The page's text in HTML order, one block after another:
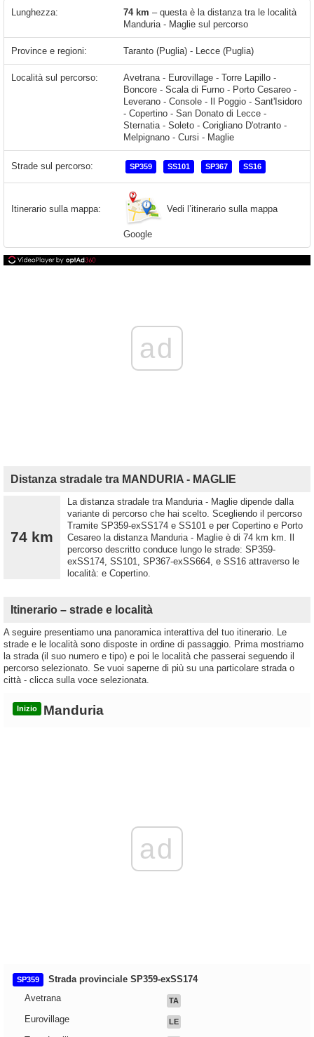
Lunghezza: 74 km – questa è la distanza tra le località
Manduria - Maglie sul percorso
Province e regioni: Taranto (Puglia) - Lecce (Puglia)
Località sul percorso:
Avetrana - Eurovillage - Torre Lapillo -
Boncore - Scala di Furno - Porto Cesareo -
Leverano - Console - Il Poggio - Sant'Isidoro
- Copertino - San Donato di Lecce -
Sternatia - Soleto - Corigliano D'otranto -
Melpignano - Cursi - Maglie
Strade sul percorso: SP359 SS101 SP367 SS16
Itinerario sulla mappa: Vedi l’itinerario sulla mappa
Google
ad
Distanza stradale tra MANDURIA - MAGLIE
74 km
La distanza stradale tra Manduria - Maglie dipende dalla
variante di percorso che hai scelto. Scegliendo il percorso
Tramite SP359-exSS174 e SS101 e per Copertino e Porto
Cesareo la distanza Manduria - Maglie è di 74 km km. Il
percorso descritto conduce lungo le strade: SP359-
exSS174, SS101, SP367-exSS664, e SS16 attraverso le
località: e Copertino.
Itinerario – strade e località
A seguire presentiamo una panoramica interattiva del tuo itinerario. Le
strade e le località sono disposte in ordine di passaggio. Prima mostriamo
la strada (il suo numero e tipo) e poi le località che passerai seguendo il
percorso selezionato. Se vuoi saperne di più su una particolare strada o
città - clicca sulla voce selezionata.
Inizio Manduria
ad
SP359
Strada provinciale SP359-exSS174
Avetrana
TA
Eurovillage LE